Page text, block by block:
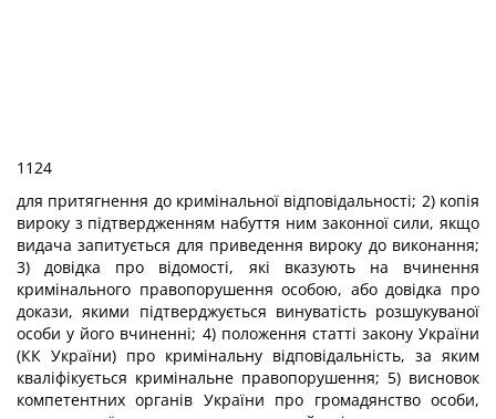
1124
для притягнення до кримінальної відповідальності; 2) копія
вироку з підтвердженням набуття ним законної сили, якщо
видача запитується для приведення вироку до виконання;
3) довідка про відомості, які вказують на вчинення
кримінального правопорушення особою, або довідка про
докази, якими підтверджується винуватість розшукуваної
особи у його вчиненні; 4) положення статті закону України
(КК України) про кримінальну відповідальність, за яким
кваліфікується кримінальне правопорушення; 5) висновок
компетентних органів України про громадянство особи,